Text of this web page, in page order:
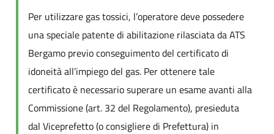
Per utilizzare gas tossici, l’operatore deve possedere
una speciale patente di abilitazione rilasciata da ATS
Bergamo previo conseguimento del certificato di
idoneità all’impiego del gas. Per ottenere tale
certificato è necessario superare un esame avanti alla
Commissione (art. 32 del Regolamento), presieduta
dal Viceprefetto (o consigliere di Prefettura) in